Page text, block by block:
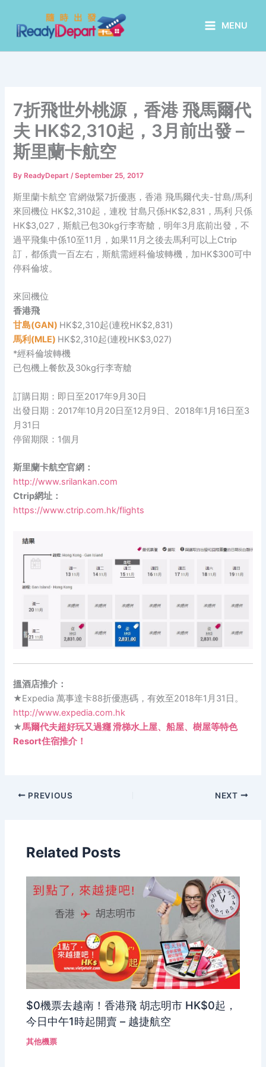
content
MENU
7折飛世外桃源，香港 飛馬爾代
夫 HK$2,310起，3月前出發 –
斯里蘭卡航空
By ReadyDepart/September 25, 2017
斯里蘭卡航空 官網做緊7折優惠，香港 飛馬爾代夫-甘島/馬利
來回機位 HK$2,310起，連稅 甘島只係HK$2,831，馬利 只係
HK$3,027，斯航已包30kg行李寄艙，明年3月底前出發，不
過平飛集中係10至11月，如果11月之後去馬利可以上Ctrip
訂，都係貴一百左右，斯航需經科倫坡轉機，加HK$300可中
停科倫坡。
來回機位
香港飛
甘島(GAN) HK$2,310起(連稅HK$2,831)
馬利(MLE) HK$2,310起(連稅HK$3,027)
*經科倫坡轉機
已包機上餐飲及30kg行李寄艙
訂購日期：即日至2017年9月30日
出發日期：2017年10月20日至12月9日、2018年1月16日至3
月31日
停留期限：1個月
斯里蘭卡航空官網：
http://www.srilankan.com
Ctrip網址：
https://www.ctrip.com.hk/flights
搵酒店推介：
★Expedia 萬事達卡88折優惠碼，有效至2018年1月31日。
http://www.expedia.com.hk
★馬爾代夫超好玩又過癮 滑梯水上屋、船屋、樹屋等特色
Resort住宿推介！
PREVIOUS NEXT
Related Posts
$0機票去越南！香港飛 胡志明市 HK$0起，
今日中午1時起開賣 – 越捷航空
其他機票